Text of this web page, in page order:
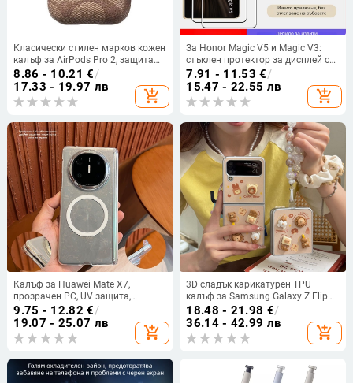
Класически стилен марков кожен
калъф за AirPods Pro 2, защита
срещу падане и закачалка
8.86 - 10.21 €/
17.33 - 19.97 лв
add_shopping_cart
За Honor Magic V5 и Magic V3:
стъклен протектор за дисплей с
пълно залепване, UV защита, HD,
anti-peep
7.91 - 11.53 €/
15.47 - 22.55 лв
add_shopping_cart
Калъф за Huawei Mate X7,
прозрачен PC, UV защита,
устойчив на надраскване,
магнитно задържане, двойно
обграждане на ръбовете
9.75 - 12.82 €/
19.07 - 25.07 лв
add_shopping_cart
3D сладък карикатурен TPU
калъф за Samsung Galaxy Z Flip
6/3/4, защита срещу изпускане,
корейски стил
18.48 - 21.98 €/
36.14 - 42.99 лв
add_shopping_cart